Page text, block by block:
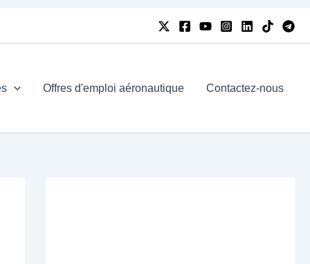
Offres d'emploi aéronautique Contactez-nous